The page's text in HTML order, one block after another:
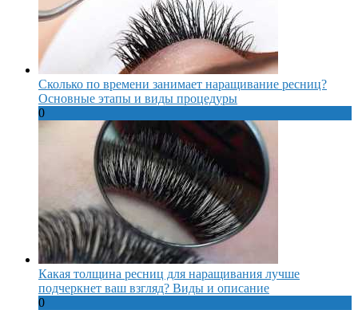
Сколько по времени занимает наращивание ресниц?
Основные этапы и виды процедуры
0
Какая толщина ресниц для наращивания лучше
подчеркнет ваш взгляд? Виды и описание
0